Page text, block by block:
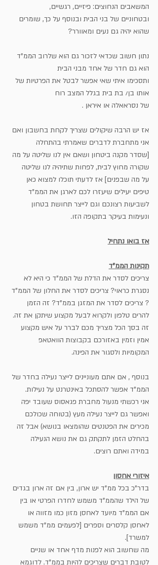
המשאבים הנחוצים: פיזיים, רגשיים,
ובטחוניים של בני הבית ובנוסף על כך, שומרים
שהוא יהיה גם נעים ומאוורר?
נתון חשוב שכדאי לזכור גם הוא שלרוב הממ"ד
הוא גם חדר של אחד מבני הבית
ותסכימו איתי שאי אפשר לבטל את הפרטיות של
אותו בן/ בת בית בגלל המצב רוח
של נסראאלה או איראן .
אז יש הרבה שיקולים שצריך לקחת בחשבון ואם
אני מתחברת לדברים שאמרתי בהתחלה
[שסדר מקנה ביטחון ושאם אין לנו שליטה על מה
שקורה מחוץ לבית, לפחות שתיהיה לנו שליטה
על מה שבפנים] אז לדעתי תוכלו למצוא כאן
טיפים יעילים שיעזרו לכם לארגן את הממ"ד
לשביעות רצונכם וגם לייצר תחושת בטחון
ונעימות בעיקר בתקופה הזו.
אז בואו נתחיל
תקינות הממ"ד
צריכים לסדר את הדלת של הממ"ד כי היא לא
נסגרת כראוי? צריכים לסדר את החלון של הממ"ד
? צריכים לסדר את המזגן בממ"ד? זה הזמן
להרים טלפון ולקרוא לבעל מקצוע שיתקן את זה.
זה בסך הכל מצריך מכם לברר על איש מקצוע
אמין וזמין באזורכם בקבוצות הוואטאפ
המקומיות ולסגור את הפינה.
בנוסף , אם אתם מעוניינים לייצר נעילה בחדר של
הממ"ד אפשר להסתכל באינטרנט על נעילות.
אני רכשתי מנעול מחברת פגאסוס שעובד יפה
ואפשר גם לייצר נעילה מעץ (בטוחה שכולכם
מכירים את הפטנטים שהומצאו בנושא) אבל זה
בהחלט הזמן לתקתק גם את נושא הנעילה
במידה ואתם רוצים.
איזורי אחסון
בדר"כ בכל ממ"ד יש ארון, בין אם זה ארון בגדים
של הילד שהממ"ד משמש לחדרו הפרטי או בין
אם הממ"ד מיועד לאחסן מזון כמו מזווה או
לאחסן קלסרים וספרים [לפעמים ממ"ד משמש
למשרד].
מה שחשוב הוא לפנות מדף אחד או שניים
לטובת דברים שצריכים להיות בממ"ד. לדוגמא